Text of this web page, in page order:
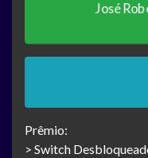
José
Prêmio:
> Switch